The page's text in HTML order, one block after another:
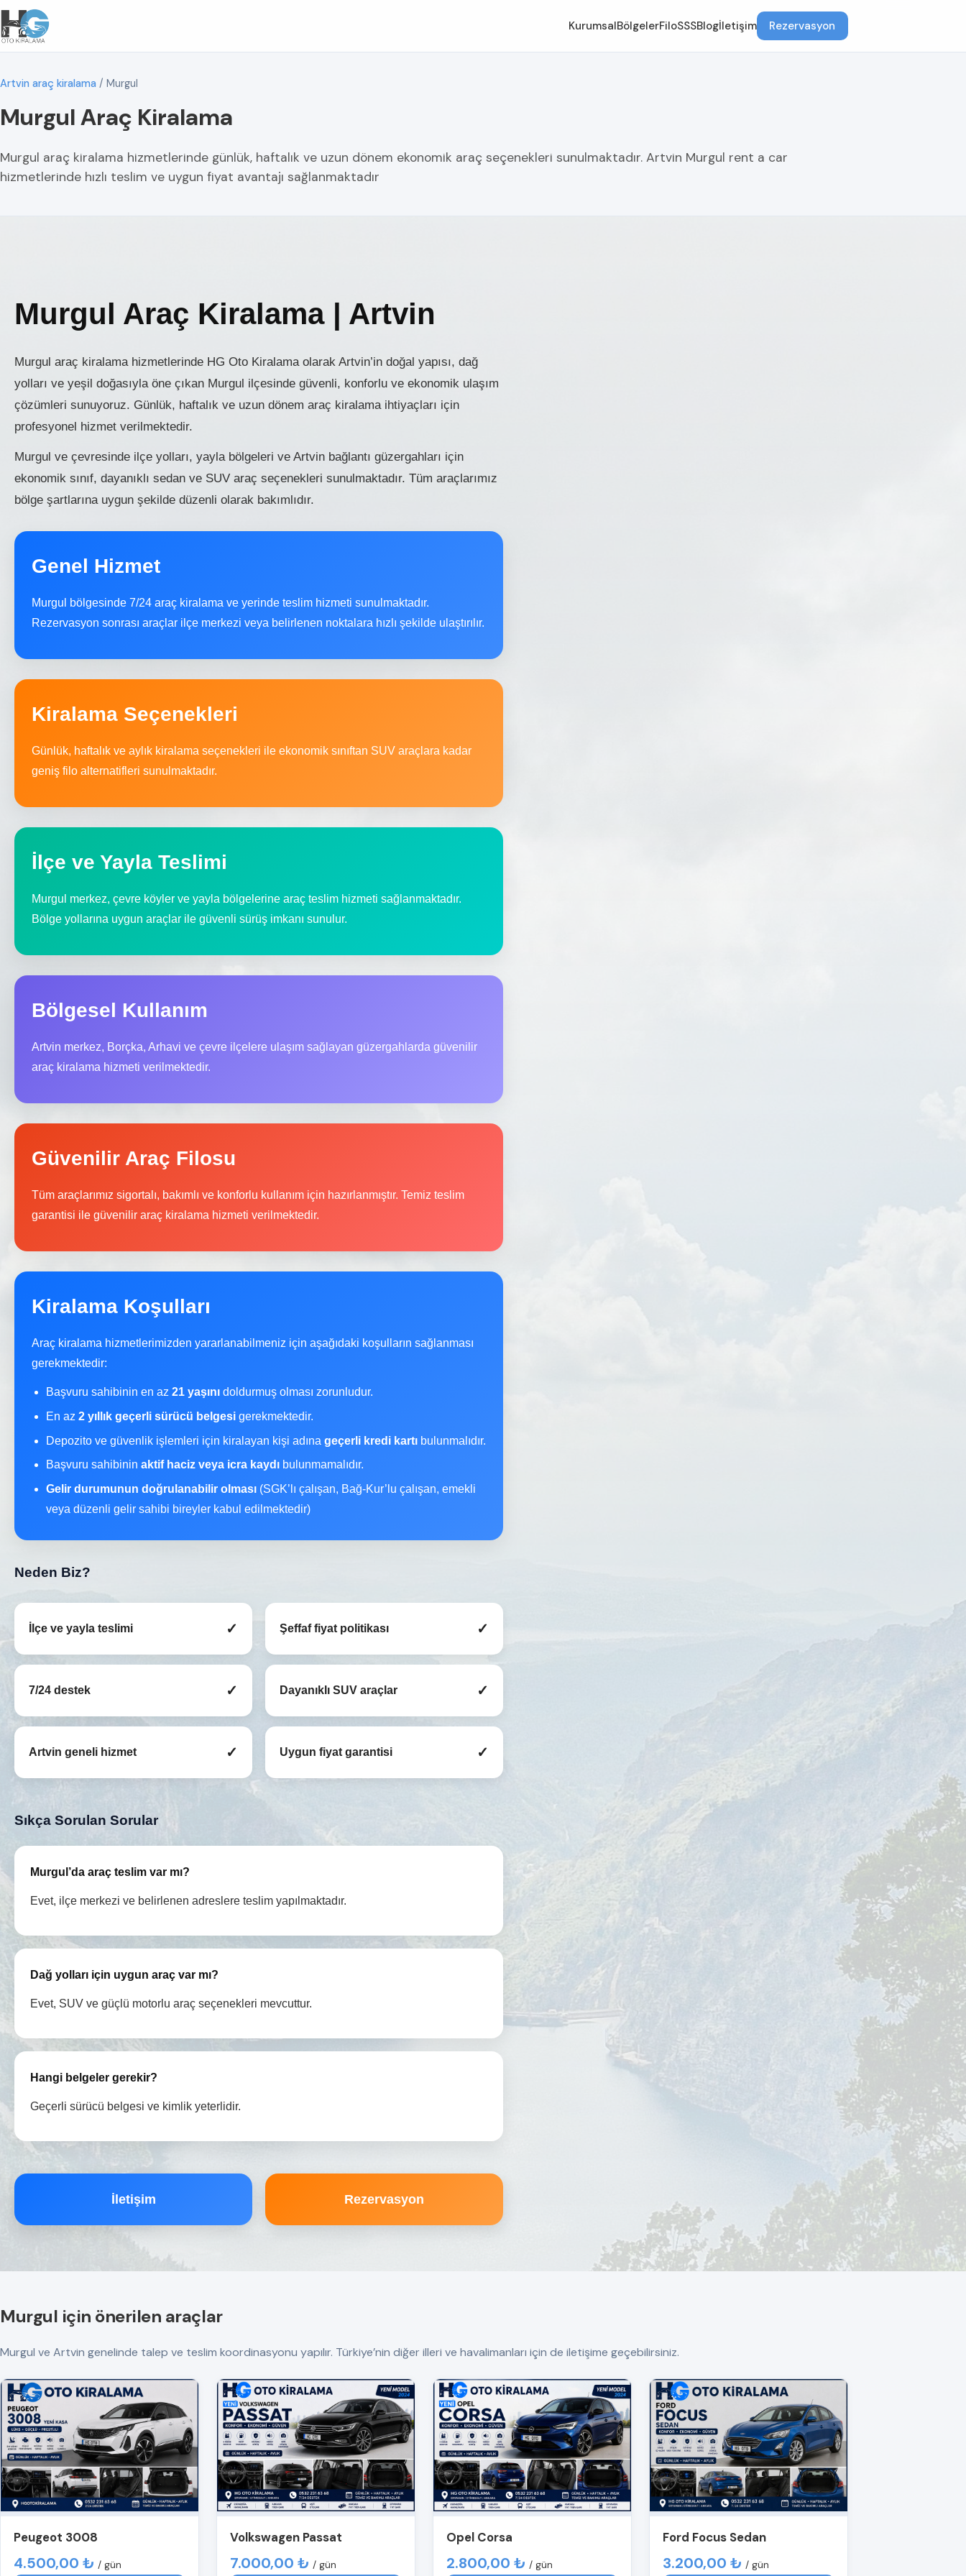
KurumsalBölgelerFiloSSSBlogİletişim Rezervasyon
Artvin araç kiralama / Murgul
Murgul Araç Kiralama
Murgul araç kiralama hizmetlerinde günlük, haftalık ve uzun dönem ekonomik araç seçenekleri sunulmaktadır. Artvin Murgul rent a car
hizmetlerinde hızlı teslim ve uygun fiyat avantajı sağlanmaktadır
Murgul Araç Kiralama | Artvin
Murgul araç kiralama hizmetlerinde HG Oto Kiralama olarak Artvin’in doğal yapısı, dağ
yolları ve yeşil doğasıyla öne çıkan Murgul ilçesinde güvenli, konforlu ve ekonomik ulaşım
çözümleri sunuyoruz. Günlük, haftalık ve uzun dönem araç kiralama ihtiyaçları için
profesyonel hizmet verilmektedir.
Murgul ve çevresinde ilçe yolları, yayla bölgeleri ve Artvin bağlantı güzergahları için
ekonomik sınıf, dayanıklı sedan ve SUV araç seçenekleri sunulmaktadır. Tüm araçlarımız
bölge şartlarına uygun şekilde düzenli olarak bakımlıdır.
Genel Hizmet
Murgul bölgesinde 7/24 araç kiralama ve yerinde teslim hizmeti sunulmaktadır.
Rezervasyon sonrası araçlar ilçe merkezi veya belirlenen noktalara hızlı şekilde ulaştırılır.
Kiralama Seçenekleri
Günlük, haftalık ve aylık kiralama seçenekleri ile ekonomik sınıftan SUV araçlara kadar
geniş filo alternatifleri sunulmaktadır.
İlçe ve Yayla Teslimi
Murgul merkez, çevre köyler ve yayla bölgelerine araç teslim hizmeti sağlanmaktadır.
Bölge yollarına uygun araçlar ile güvenli sürüş imkanı sunulur.
Bölgesel Kullanım
Artvin merkez, Borçka, Arhavi ve çevre ilçelere ulaşım sağlayan güzergahlarda güvenilir
araç kiralama hizmeti verilmektedir.
Güvenilir Araç Filosu
Tüm araçlarımız sigortalı, bakımlı ve konforlu kullanım için hazırlanmıştır. Temiz teslim
garantisi ile güvenilir araç kiralama hizmeti verilmektedir.
Kiralama Koşulları
Araç kiralama hizmetlerimizden yararlanabilmeniz için aşağıdaki koşulların sağlanması
gerekmektedir:
Başvuru sahibinin en az 21 yaşını doldurmuş olması zorunludur.
En az 2 yıllık geçerli sürücü belgesi gerekmektedir.
Depozito ve güvenlik işlemleri için kiralayan kişi adına geçerli kredi kartı bulunmalıdır.
Başvuru sahibinin aktif haciz veya icra kaydı bulunmamalıdır.
Gelir durumunun doğrulanabilir olması (SGK’lı çalışan, Bağ-Kur’lu çalışan, emekli
veya düzenli gelir sahibi bireyler kabul edilmektedir)
Neden Biz?
İlçe ve yayla teslimi ✓
7/24 destek ✓
Artvin geneli hizmet ✓
Şeffaf fiyat politikası ✓
Dayanıklı SUV araçlar ✓
Uygun fiyat garantisi ✓
Sıkça Sorulan Sorular
Murgul’da araç teslim var mı?
Evet, ilçe merkezi ve belirlenen adreslere teslim yapılmaktadır.
Dağ yolları için uygun araç var mı?
Evet, SUV ve güçlü motorlu araç seçenekleri mevcuttur.
Hangi belgeler gerekir?
Geçerli sürücü belgesi ve kimlik yeterlidir.
İletişim Rezervasyon
Murgul için önerilen araçlar
Murgul ve Artvin genelinde talep ve teslim koordinasyonu yapılır. Türkiye’nin diğer illeri ve havalimanları için de iletişime geçebilirsiniz.
Peugeot 3008
4.500,00 ₺ / gün
Volkswagen Passat
7.000,00 ₺ / gün
Opel Corsa
2.800,00 ₺ / gün
Ford Focus Sedan
3.200,00 ₺ / gün